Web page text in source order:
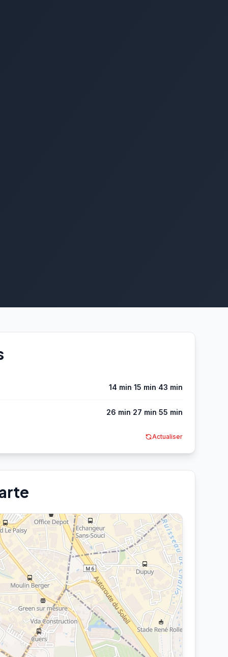
14 min·15 min·43 min
26 min·27 min·55 min
Actualiser